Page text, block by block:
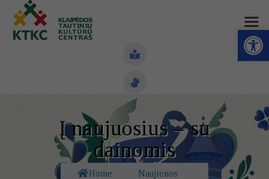
Open toolbar
Į naujuosius – su
dainomis
Home Naujienos
Naujienos
Struktūra ir kontaktai
Veiklos sritys